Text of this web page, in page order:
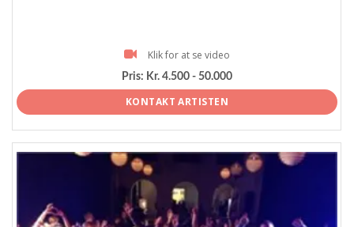
Klik for at se video
Pris: Kr. 4.500 - 50.000
KONTAKT ARTISTEN